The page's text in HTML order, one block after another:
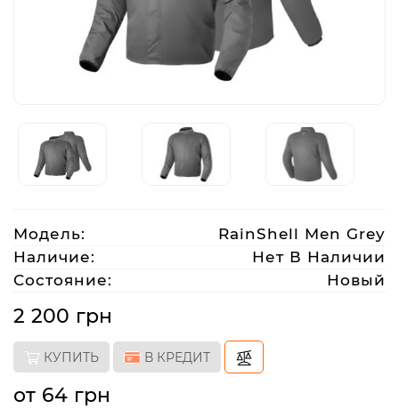
Аксессуары
Харьков
(063)
212
08
artmoto.info@gmail.com
Режим
Модель:
RainShell Men Grey
Наличие:
Нет В Наличии
Состояние:
Новый
2 200 грн
КУПИТЬ В КРЕДИТ
от 64 грн